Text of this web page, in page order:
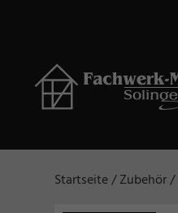
Startseite/Zubehör/